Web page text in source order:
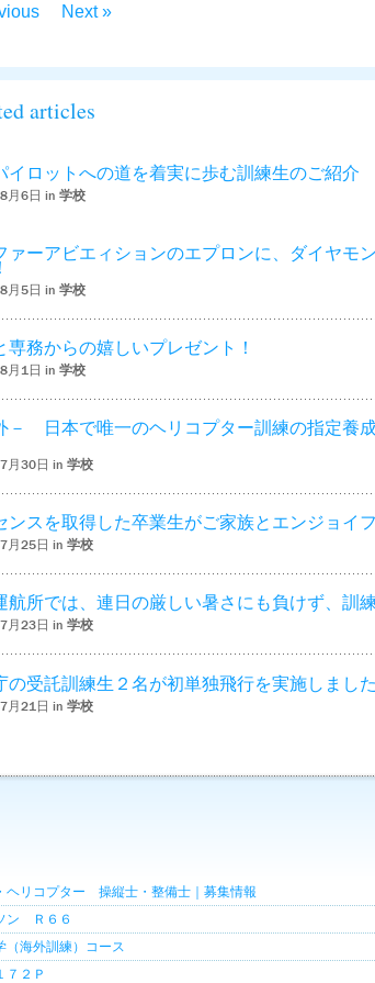
Next »
articles
イロットへの道を着実に歩む訓練生のご紹介
月6日 in 学校
ァーアビエィションのエプロンに、ダイヤモ
月5日 in 学校
専務からの嬉しいプレゼント！
月1日 in 学校
－ 日本で唯一のヘリコプター訓練の指定養
月30日 in 学校
ンスを取得した卒業生がご家族とエンジョイ
月25日 in 学校
航所では、連日の厳しい暑さにも負けず、訓
月23日 in 学校
の受託訓練生２名が初単独飛行を実施しました
月21日 in 学校
ヘリコプター 操縦士・整備士｜募集情報
ン Ｒ６６
（海外訓練）コース
７２Ｐ